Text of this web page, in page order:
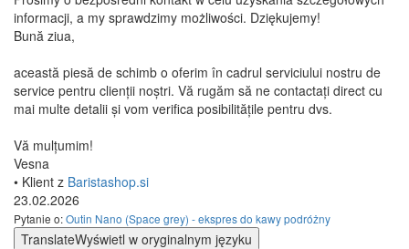
informacji, a my sprawdzimy możliwości. Dziękujemy!
Bună ziua,
această piesă de schimb o oferim în cadrul serviciului nostru de
service pentru clienții noștri. Vă rugăm să ne contactați direct cu
mai multe detalii și vom verifica posibilitățile pentru dvs.
Vă mulțumim!
Vesna
• Klient z Baristashop.si
23.02.2026
Pytanie o:Outin Nano (Space grey) - ekspres do kawy podróżny
TranslateWyświetl w oryginalnym języku